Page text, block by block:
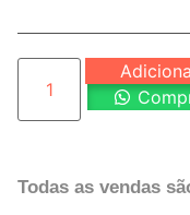
Todas as vendas